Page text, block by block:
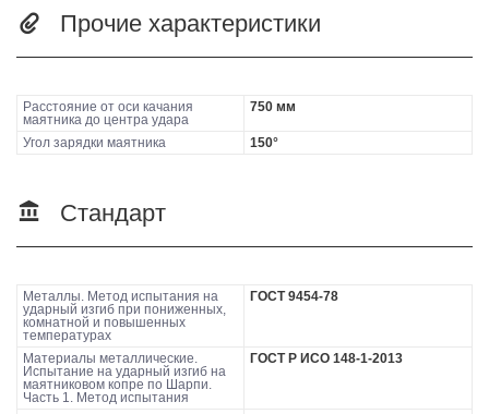
Прочие характеристики
Расстояние от оси качания
маятника до центра удара
750 мм
Угол зарядки маятника 150°
Стандарт
Металлы. Метод испытания на
ударный изгиб при пониженных,
комнатной и повышенных
температурах
ГОСТ 9454-78
Материалы металлические.
Испытание на ударный изгиб на
маятниковом копре по Шарпи.
Часть 1. Метод испытания
ГОСТ Р ИСО 148-1-2013